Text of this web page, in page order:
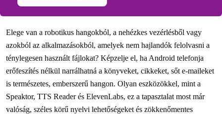
Elege van a robotikus hangokból, a nehézkes vezérlésből vagy
azokból az alkalmazásokból, amelyek nem hajlandók felolvasni a
ténylegesen használt fájlokat? Képzelje el, ha Android telefonja
erőfeszítés nélkül narrálhatná a könyveket, cikkeket, sőt e-maileket
is természetes, emberszerű hangon. Olyan eszközökkel, mint a
Speaktor, TTS Reader és ElevenLabs, ez a tapasztalat most már
valóság, széles körű nyelvi lehetőségeket és zökkenőmentes